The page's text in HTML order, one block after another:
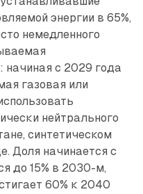
энергии в 65%,
немедленного
начиная с 2029 года
газовая или
нейтрального
синтетическом
Доля начинается с
до 15% в 2030-м,
60% к 2040